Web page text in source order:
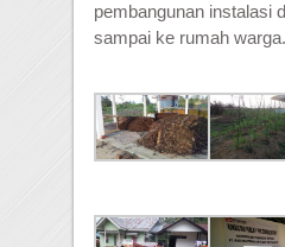
pembangunan instalasi
sampai ke rumah warga.